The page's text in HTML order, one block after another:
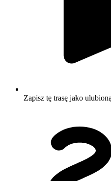
Zapisz tę trasę jako